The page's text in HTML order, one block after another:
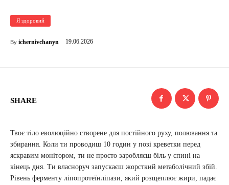
Я здоровий
By ichernivchanyn 19.06.2026
SHARE
Твоє тіло еволюційно створене для постійного руху, полювання та
збирання. Коли ти проводиш 10 годин у позі креветки перед
яскравим монітором, ти не просто заробляєш біль у спині на
кінець дня. Ти власноруч запускаєш жорсткий метаболічний збій.
Рівень ферменту ліпопротеїнліпази, який розщеплює жири, падає